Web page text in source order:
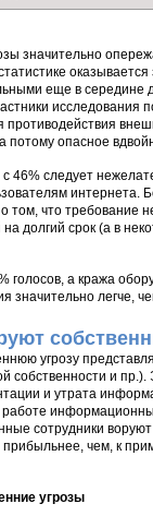
значительно
еще в
исследования
потому опасное
46% следует
интернета.
том, что требование
долгий срок (а в
голосов, а кража
значительно
угрозу
собственности и
и утрата
сотрудники
чем, к
угрозы